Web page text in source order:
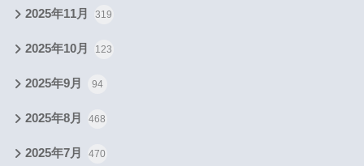
2025年11月 319
2025年10月 123
2025年9月 94
2025年8月 468
2025年7月 470